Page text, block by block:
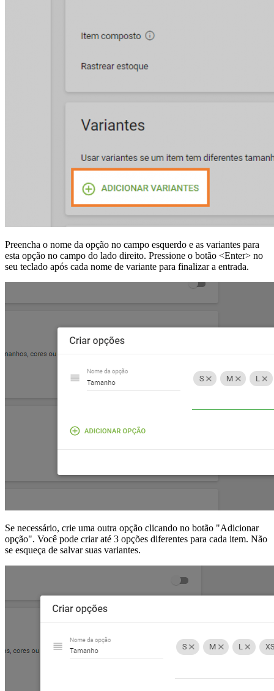
Preencha o nome da opção no campo esquerdo e as variantes para
esta opção no campo do lado direito. Pressione o botão <Enter> no
seu teclado após cada nome de variante para finalizar a entrada.
Se necessário, crie uma outra opção clicando no botão "Adicionar
opção". Você pode criar até 3 opções diferentes para cada item. Não
se esqueça de salvar suas variantes.